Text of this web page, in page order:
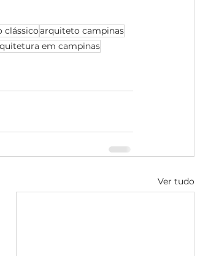
clássicoarquiteto campinas
em campinas
Ver tudo